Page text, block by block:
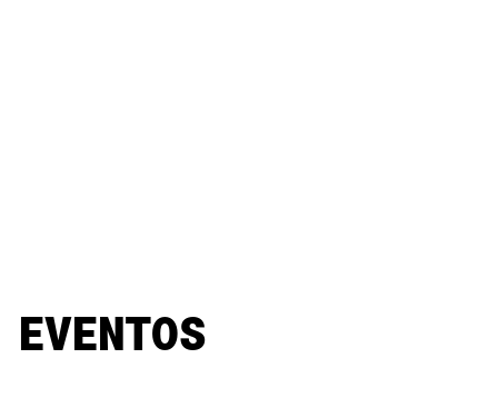
EVENTOS